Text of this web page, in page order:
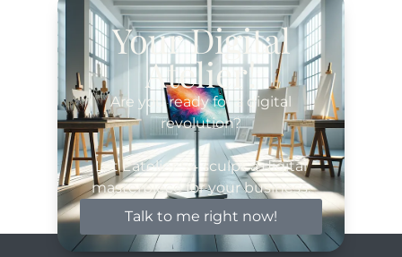
Your Digital
Atelier!
Are you ready for a digital
revolution?
Let L’atelier 54 sculpt a digital
masterpiece for your business.
Talk to me right now!